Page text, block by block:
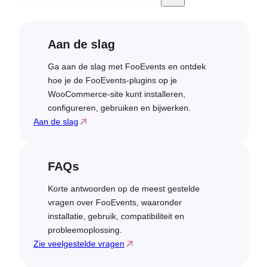
Aan de slag
Ga aan de slag met FooEvents en ontdek
hoe je de FooEvents-plugins op je
WooCommerce-site kunt installeren,
configureren, gebruiken en bijwerken.
Aan de slag
FAQs
Korte antwoorden op de meest gestelde
vragen over FooEvents, waaronder
installatie, gebruik, compatibiliteit en
probleemoplossing.
Zie veelgestelde vragen